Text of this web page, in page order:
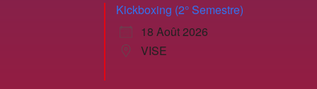
Kickboxing (2° Semestre)
18 Août 2026
VISE